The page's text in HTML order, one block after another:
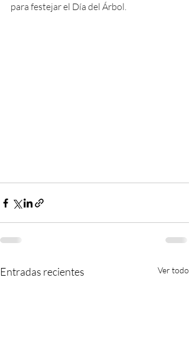
para festejar el Día del Árbol.
Entradas recientes Ver todo